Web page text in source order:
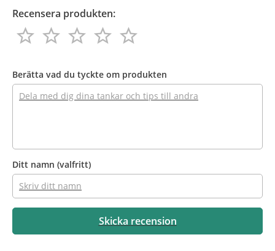
Recensera produkten:
star_border
star_border star_border
star_border star_border
star_border star_border
star_border star_border
star_border
produkten
Berätta vad du tyckte om produkten
Ditt namn (valfritt)
Skicka recension